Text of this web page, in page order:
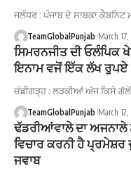
ਜਲੰਧਰ : ਪੰਜਾਬ ਦੇ ਸਾਬਕਾ
TeamGlobalPunjab March
ਸਿਮਰਨਜੀਤ ਦੀ ਓਲੰਪਿਕ
ਇਨਾਮ ਵਜੋਂ ਇੱਕ ਲੱਖ ਰੁਪਏ
ਚੰਡੀਗੜ੍ਹ : ਲੜਕੀਆਂ ਅੱਜ ਕਿਸੇ ਗੱਲੋਂ
TeamGlobalPunjab March
ਢੱਡਰੀਆਂਵਾਲੇ ਦਾ ਅਜਨਾਲੇ
ਵਿਚਾਰ ਕਰਨੀ ਹੈ ਪ੍ਰਮੇਸ਼ਰ
ਜਵਾਬ